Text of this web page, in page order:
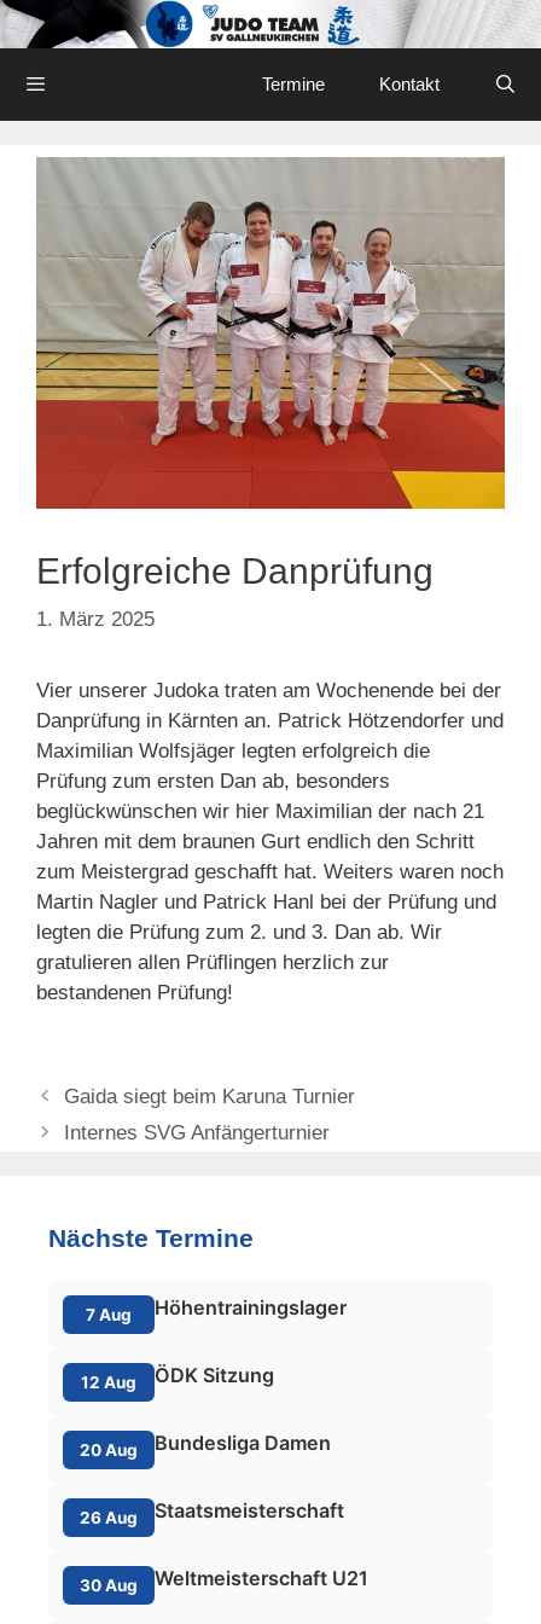
Skip
to
content
Termine Kontakt
Erfolgreiche Danprüfung
1. März 2025
Vier unserer Judoka traten am Wochenende bei der
Danprüfung in Kärnten an. Patrick Hötzendorfer und
Maximilian Wolfsjäger legten erfolgreich die
Prüfung zum ersten Dan ab, besonders
beglückwünschen wir hier Maximilian der nach 21
Jahren mit dem braunen Gurt endlich den Schritt
zum Meistergrad geschafft hat. Weiters waren noch
Martin Nagler und Patrick Hanl bei der Prüfung und
legten die Prüfung zum 2. und 3. Dan ab. Wir
gratulieren allen Prüflingen herzlich zur
bestandenen Prüfung!
Gaida siegt beim Karuna Turnier
Internes SVG Anfängerturnier
Nächste Termine
7 Aug Höhentrainingslager
12 Aug ÖDK Sitzung
20 Aug Bundesliga Damen
26 Aug Staatsmeisterschaft
30 Aug Weltmeisterschaft U21